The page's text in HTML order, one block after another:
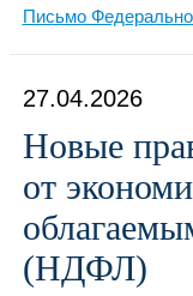
Письмо
27.04.2026
Новые
от
(НДФЛ)